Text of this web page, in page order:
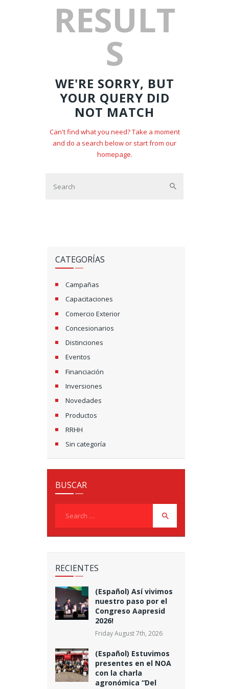
RESULT
S
WE'RE SORRY, BUT
YOUR QUERY DID
NOT MATCH
Can't find what you need? Take a moment
and do a search below or start from our
homepage.
CATEGORÍAS
Campañas
Capacitaciones
Comercio Exterior
Concesionarios
Distinciones
Eventos
Financiación
Inversiones
Novedades
Productos
RRHH
Sin categoría
BUSCAR
RECIENTES
(Español) Así vivimos
nuestro paso por el
Congreso Aapresid
2026!
Friday August 7th, 2026
(Español) Estuvimos
presentes en el NOA
con la charla
agronómica “Del